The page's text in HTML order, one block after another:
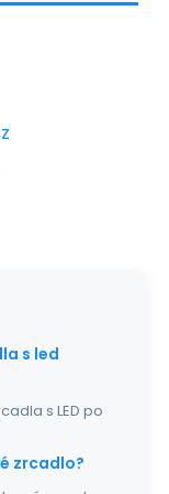
s led
s LED po
zrcadlo?